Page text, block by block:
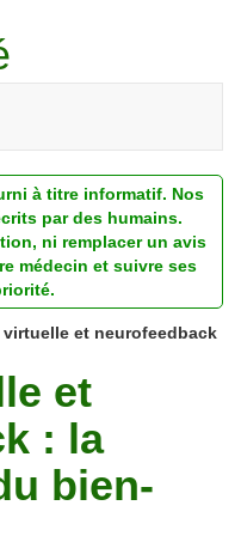
à titre informatif. Nos
par des humains.
ni remplacer un avis
médecin et suivre ses
virtuelle et neurofeedback
et
: la
bien-